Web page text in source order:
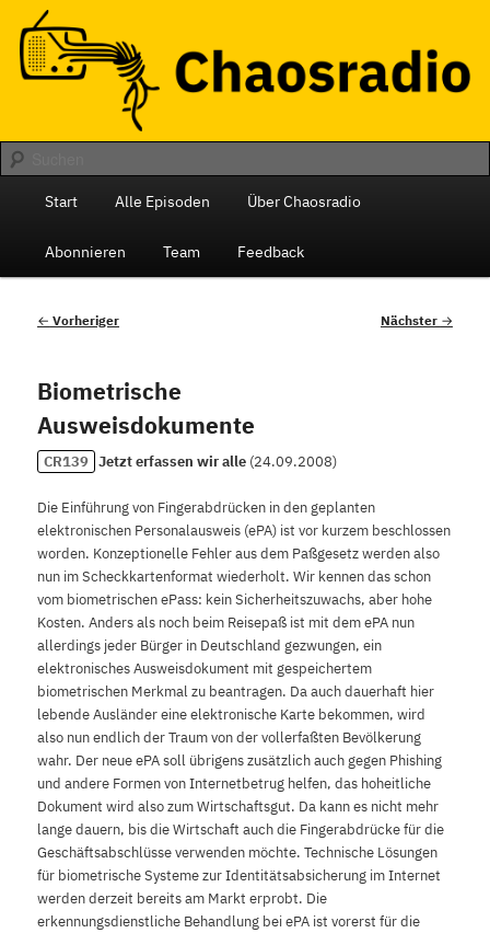
primären
Inhalt
springenChaosradio
Das monatliche Radio des Chaos Computer Club Berlin
Start Alle Episoden Über Chaosradio
Abonnieren Team Feedback
Beitragsnavigation
← Vorheriger Nächster →
Biometrische
Ausweisdokumente
CR139 Jetzt erfassen wir alle (24.09.2008)
Die Einführung von Fingerabdrücken in den geplanten
elektronischen Personalausweis (ePA) ist vor kurzem beschlossen
worden. Konzeptionelle Fehler aus dem Paßgesetz werden also
nun im Scheckkartenformat wiederholt. Wir kennen das schon
vom biometrischen ePass: kein Sicherheitszuwachs, aber hohe
Kosten. Anders als noch beim Reisepaß ist mit dem ePA nun
allerdings jeder Bürger in Deutschland gezwungen, ein
elektronisches Ausweisdokument mit gespeichertem
biometrischen Merkmal zu beantragen. Da auch dauerhaft hier
lebende Ausländer eine elektronische Karte bekommen, wird
also nun endlich der Traum von der vollerfaßten Bevölkerung
wahr. Der neue ePA soll übrigens zusätzlich auch gegen Phishing
und andere Formen von Internetbetrug helfen, das hoheitliche
Dokument wird also zum Wirtschaftsgut. Da kann es nicht mehr
lange dauern, bis die Wirtschaft auch die Fingerabdrücke für die
Geschäftsabschlüsse verwenden möchte. Technische Lösungen
für biometrische Systeme zur Identitätsabsicherung im Internet
werden derzeit bereits am Markt erprobt. Die
erkennungsdienstliche Behandlung bei ePA ist vorerst für die